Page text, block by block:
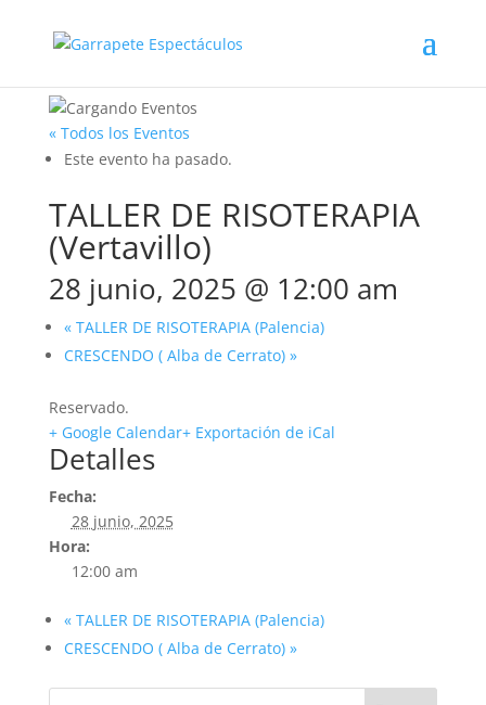
« Todos los Eventos
Este evento ha pasado.
TALLER DE RISOTERAPIA
(Vertavillo)
28 junio, 2025 @ 12:00 am
«TALLER DE RISOTERAPIA (Palencia)
CRESCENDO ( Alba de Cerrato) »
Reservado.
+ Google Calendar+ Exportación de iCal
Detalles
Fecha:
28 junio, 2025
Hora:
12:00 am
«TALLER DE RISOTERAPIA (Palencia)
CRESCENDO ( Alba de Cerrato) »